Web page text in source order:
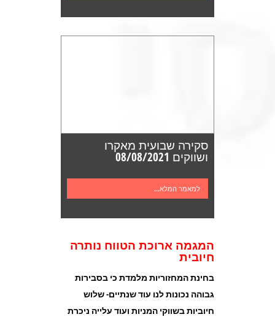
סקירה שבועית מאקרו
ושווקים 08/08/2021
למאמר המלא...
המגמה ארוכת הטווח נותרה
חיובית
בחינת המחזוריות מלמדת כי בסבירות
גבוהה נכונות לנו עוד שנתיים- שלוש
חיוביות בשווקי המניות ועוד עלייה ניכרת